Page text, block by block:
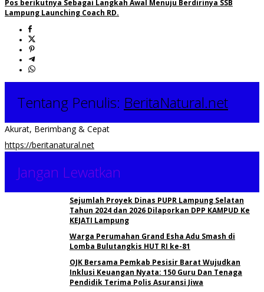
Pos berikutnya Sebagai Langkah Awal Menuju Berdirinya SSB
Lampung Launching Coach RD.
Tentang Penulis: BeritaNatural.net
Akurat, Berimbang & Cepat
https://beritanatural.net
Jangan Lewatkan
Sejumlah Proyek Dinas PUPR Lampung Selatan
Tahun 2024 dan 2026 Dilaporkan DPP KAMPUD Ke
KEJATI Lampung
Warga Perumahan Grand Esha Adu Smash di
Lomba Bulutangkis HUT RI ke-81
OJK Bersama Pemkab Pesisir Barat Wujudkan
Inklusi Keuangan Nyata: 150 Guru Dan Tenaga
Pendidik Terima Polis Asuransi Jiwa